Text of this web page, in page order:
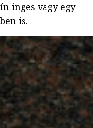
inges vagy egy
is.